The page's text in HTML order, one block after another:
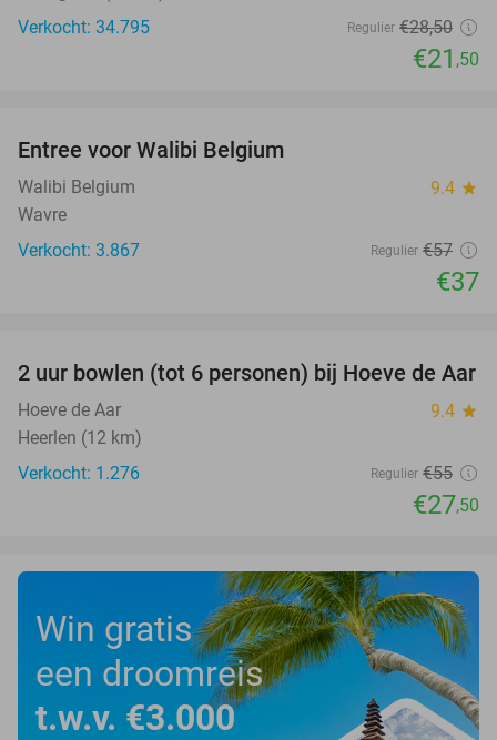
Verkocht: 34.795
Regulier €28,50
€21 ,50
Entree voor Walibi Belgium
Walibi Belgium 9.4 star
Wavre
Verkocht: 3.867
Regulier €57
€37
50%
2 uur bowlen (tot 6 personen) bij Hoeve de Aar
Hoeve de Aar 9.4 star
Heerlen (12 km)
Verkocht: 1.276
Regulier €55
€27,50
Win gratis
een droomreis
t.w.v. €3.000